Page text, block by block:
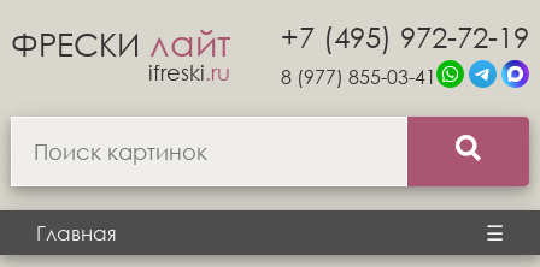
ФРЕСКИ лайт
ifreski.ru
+7 (495) 972-72-19
8 (977) 855-03-41
Главная ☰